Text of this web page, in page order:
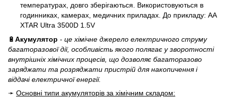
температурах, довго зберігаються. Використовуються в
годинниках, камерах, медичних приладах. До прикладу: AA
XTAR Ultra 3500D 1.5V
🔋 Акумулятор - це хімічне джерело електричного струму
багаторазової дії, особливість якого полягає у зворотності
внутрішніх хімічних процесів, що дозволяє багаторазово
заряджати та розряджати пристрій для накопичення і
віддачі електричної енергії.
➛ Основні типи акумуляторів за хімічним складом: